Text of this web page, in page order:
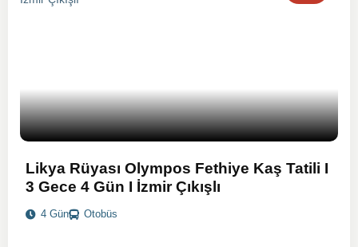
Likya Rüyası Olympos Fethiye Kaş Tatili I
3 Gece 4 Gün I İzmir Çıkışlı
4 Gün Otobüs